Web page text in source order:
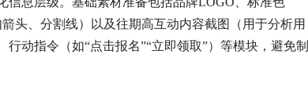
头、分割线）以及往期高互动内容截图（用于分析用
动指令（如“点击报名”“立即领取”）等模块，避免制